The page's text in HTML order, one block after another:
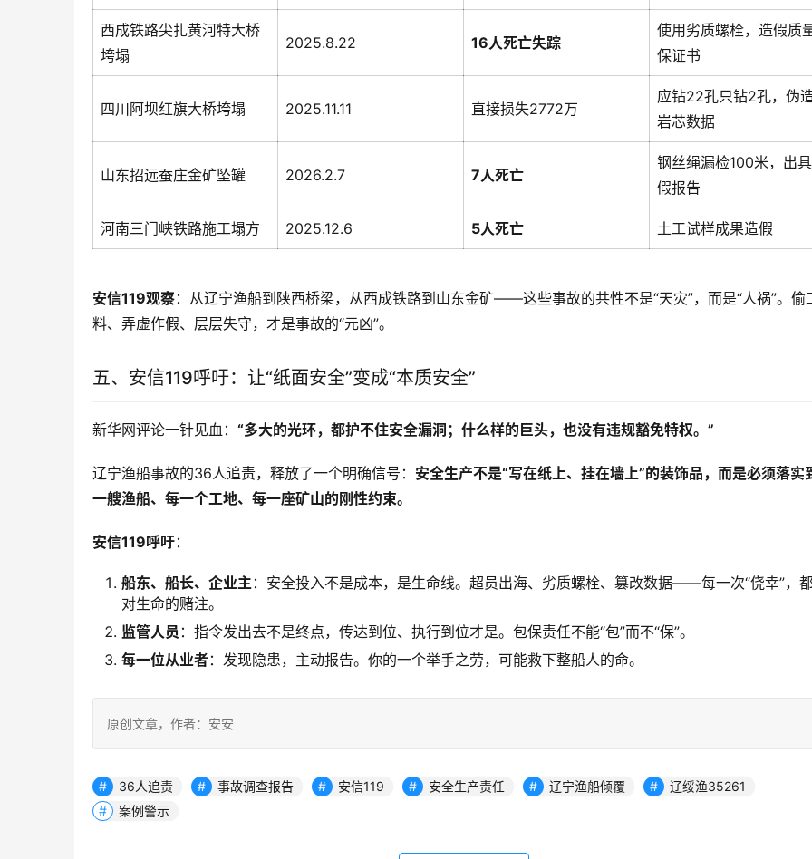
西成铁路尖扎黄河特大桥
垮塌
2025.8.22 16人死亡失踪
使用劣质螺栓，造假质
保证书
四川阿坝红旗大桥垮塌 2025.11.11 直接损失2772万
应钻22孔只钻2孔，伪
岩芯数据
山东招远蚕庄金矿坠罐 2026.2.7 7人死亡
钢丝绳漏检100米，出
假报告
河南三门峡铁路施工塌方 2025.12.6 5人死亡 土工试样成果造假
安信119观察：从辽宁渔船到陕西桥梁，从西成铁路到山东金矿——这些事故的共性不是“天灾”，而是“人祸”。偷
料、弄虚作假、层层失守，才是事故的“元凶”。
五、安信119呼吁：让“纸面安全”变成“本质安全”
新华网评论一针见血： “多大的光环，都护不住安全漏洞；什么样的巨头，也没有违规豁免特权。”
辽宁渔船事故的36人追责，释放了一个明确信号： 安全生产不是“写在纸上、挂在墙上”的装饰品，而是必须落实
一艘渔船、每一个工地、每一座矿山的刚性约束。
安信119呼吁：
船东、船长、企业主：安全投入不是成本，是生命线。超员出海、劣质螺栓、篡改数据——每一次“侥幸”，
对生命的赌注。
监管人员 ：指令发出去不是终点，传达到位、执行到位才是。包保责任不能“包”而不“保”。
每一位从业者：发现隐患，主动报告。你的一个举手之劳，可能救下整船人的命。
原创文章，作者：安安
36人追责 事故调查报告 安信119 安全生产责任 辽宁渔船倾覆
辽绥渔35261
案例警示